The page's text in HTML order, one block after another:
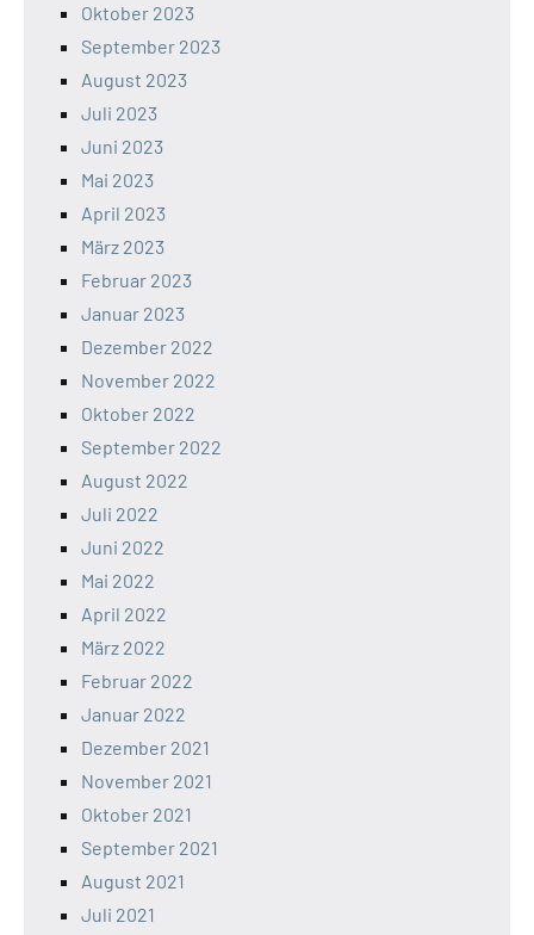
Oktober 2023
September 2023
August 2023
Juli 2023
Juni 2023
Mai 2023
April 2023
März 2023
Februar 2023
Januar 2023
Dezember 2022
November 2022
Oktober 2022
September 2022
August 2022
Juli 2022
Juni 2022
Mai 2022
April 2022
März 2022
Februar 2022
Januar 2022
Dezember 2021
November 2021
Oktober 2021
September 2021
August 2021
Juli 2021